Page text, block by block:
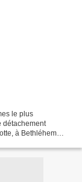
le plus
détachement
à Bethléhem